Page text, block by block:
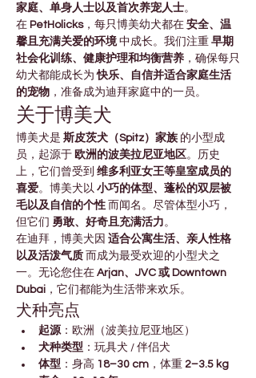
家庭、单身人士以及首次养宠人士。
在 PetHolicks，每只博美幼犬都在 安全、温
馨且充满关爱的环境 中成长。我们注重 早期
社会化训练、健康护理和均衡营养 ，确保每只
幼犬都能成长为 快乐、自信并适合家庭生活
的宠物 ，准备成为迪拜家庭中的一员。
关于博美犬
博美犬是 斯皮茨犬（Spitz）家族 的小型成
员，起源于 欧洲的波美拉尼亚地区。历史
上，它们曾受到 维多利亚女王等皇室成员的
喜爱。博美犬以 小巧的体型、蓬松的双层被
毛以及自信的个性 而闻名。尽管体型小巧，
但它们 勇敢、好奇且充满活力 。
在迪拜，博美犬因 适合公寓生活、亲人性格
以及活泼气质 而成为最受欢迎的小型犬之
一。无论您住在 Arjan、JVC 或 Downtown
Dubai ，它们都能为生活带来欢乐。
犬种亮点
起源：欧洲（波美拉尼亚地区）
犬种类型 ：玩具犬 / 伴侣犬
体型 ：身高 18–30 cm ，体重 2–3.5 kg